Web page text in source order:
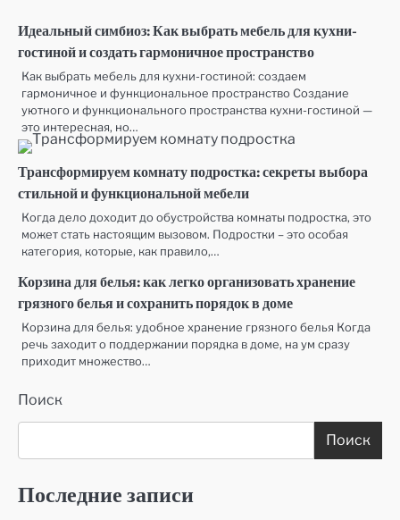
Идеальный симбиоз: Как выбрать мебель для кухни-
гостиной и создать гармоничное пространство
Как выбрать мебель для кухни-гостиной: создаем
гармоничное и функциональное пространство Создание
уютного и функционального пространства кухни-гостиной —
это интересная, но…
Трансформируем комнату подростка: секреты выбора
стильной и функциональной мебели
Когда дело доходит до обустройства комнаты подростка, это
может стать настоящим вызовом. Подростки – это особая
категория, которые, как правило,…
Корзина для белья: как легко организовать хранение
грязного белья и сохранить порядок в доме
Корзина для белья: удобное хранение грязного белья Когда
речь заходит о поддержании порядка в доме, на ум сразу
приходит множество…
Поиск
Поиск
Последние записи